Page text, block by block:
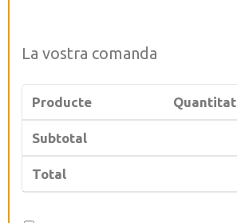
La vostra comanda
Producte Quantitat
Subtotal
Total